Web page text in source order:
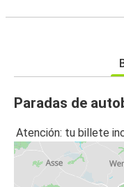
Paradas de
Atención: tu billete